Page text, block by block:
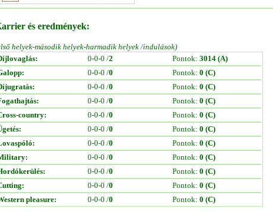
és eredmények:
helyek-második helyek-harmadik helyek /indulások)
0-0-0 /2 Pontok: 3014 (A)
0-0-0 /0 Pontok: 0 (C)
0-0-0 /0 Pontok: 0 (C)
0-0-0 /0 Pontok: 0 (C)
country:
0-0-0 /0 Pontok: 0 (C)
0-0-0 /0 Pontok: 0 (C)
0-0-0 /0 Pontok: 0 (C)
0-0-0 /0 Pontok: 0 (C)
0-0-0 /0 Pontok: 0 (C)
0-0-0 /0 Pontok: 0 (C)
pleasure:
0-0-0 /0 Pontok: 0 (C)